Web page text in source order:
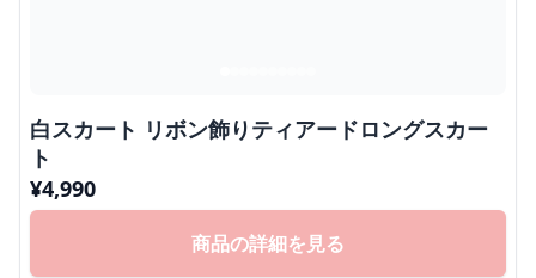
白スカート リボン飾りティアードロングスカー
ト
¥4,990
商品の詳細を見る